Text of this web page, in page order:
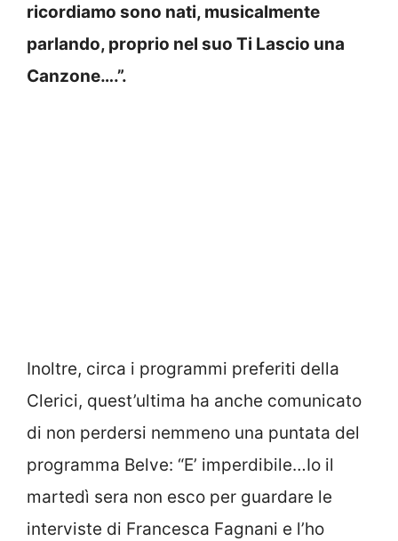
ricordiamo sono nati, musicalmente
parlando, proprio nel suo Ti Lascio una
Canzone….”.
Inoltre, circa i programmi preferiti della
Clerici, quest’ultima ha anche comunicato
di non perdersi nemmeno una puntata del
programma Belve: “E’ imperdibile…Io il
martedì sera non esco per guardare le
interviste di Francesca Fagnani e l’ho